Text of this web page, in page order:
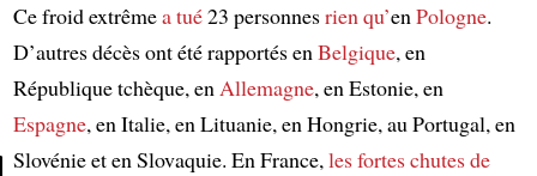
Ce froid extrêmea tué23 personnesrien qu’enPologne.
D’autres décès ont été rapportés enBelgique, en
République tchèque, enAllemagne, en Estonie, en
Espagne, en Italie, en Lituanie, en Hongrie, au Portugal, en
Slovénie et en Slovaquie. En France,les fortes chutes de